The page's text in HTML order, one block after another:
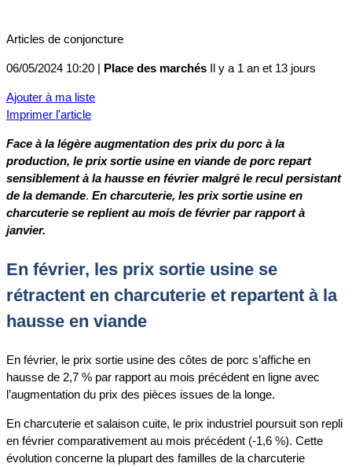
Articles de conjoncture
06/05/2024 10:20 | Place des marchés Il y a 1 an et 13 jours
Ajouter à ma liste
Imprimer l'article
Face à la légère augmentation des prix du porc à la
production, le prix sortie usine en viande de porc repart
sensiblement à la hausse en février malgré le recul persistant
de la demande. En charcuterie, les prix sortie usine en
charcuterie se replient au mois de février par rapport à
janvier.
En février, les prix sortie usine se
rétractent en charcuterie et repartent à la
hausse en viande
En février, le prix sortie usine des côtes de porc s’affiche en
hausse de 2,7 % par rapport au mois précédent en ligne avec
l’augmentation du prix des pièces issues de la longe.
En charcuterie et salaison cuite, le prix industriel poursuit son repli
en février comparativement au mois précédent (-1,6 %). Cette
évolution concerne la plupart des familles de la charcuterie